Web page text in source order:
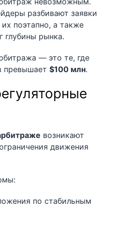
разбивают заявки
поэтапно, а также
глубины рынка.
— это те, где
превышает $100 млн.
возникают
движения
по стабильным